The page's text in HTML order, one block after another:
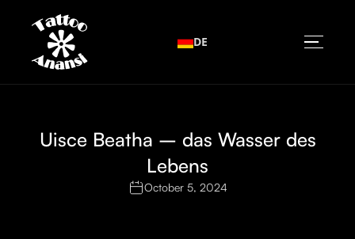
DE
Uisce Beatha – das Wasser des
Lebens
October 5, 2024